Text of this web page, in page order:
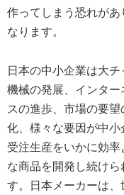
作ってしまう恐れが
なります。
日本の中小企業は大
機械の発展、インタ
スの進歩、市場の要
化、様々な要因が中小
受注生産をいかに効
な商品を開発し続け
す。日本メーカーは